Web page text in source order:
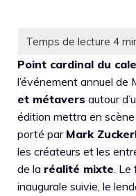
Point cardinal du
l’événement annuel
et métavers autour
édition mettra en scène
porté par Mark
les créateurs et les
de la réalité mixte. Le
inaugurale suivie, le